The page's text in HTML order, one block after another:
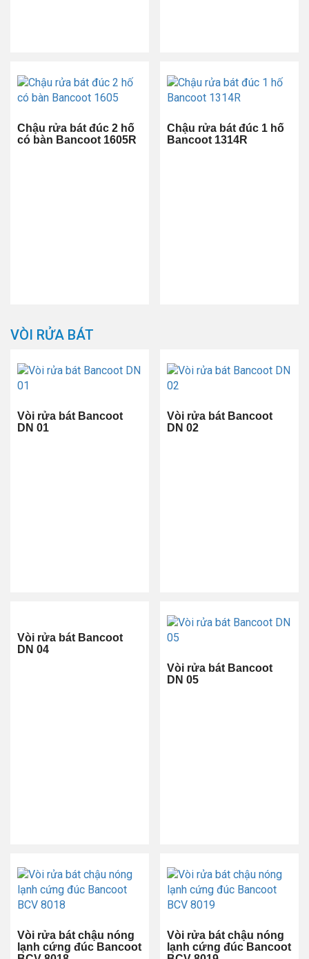
Chậu rửa bát đúc 2 hố
có bàn Bancoot 1605R
Chậu rửa bát đúc 1 hố
Bancoot 1314R
VÒI RỬA BÁT
Vòi rửa bát Bancoot
DN 01
Vòi rửa bát Bancoot
DN 02
Vòi rửa bát Bancoot
DN 04
Vòi rửa bát Bancoot
DN 05
Vòi rửa bát chậu nóng
lạnh cứng đúc Bancoot
Vòi rửa bát chậu nóng
lạnh cứng đúc Bancoot